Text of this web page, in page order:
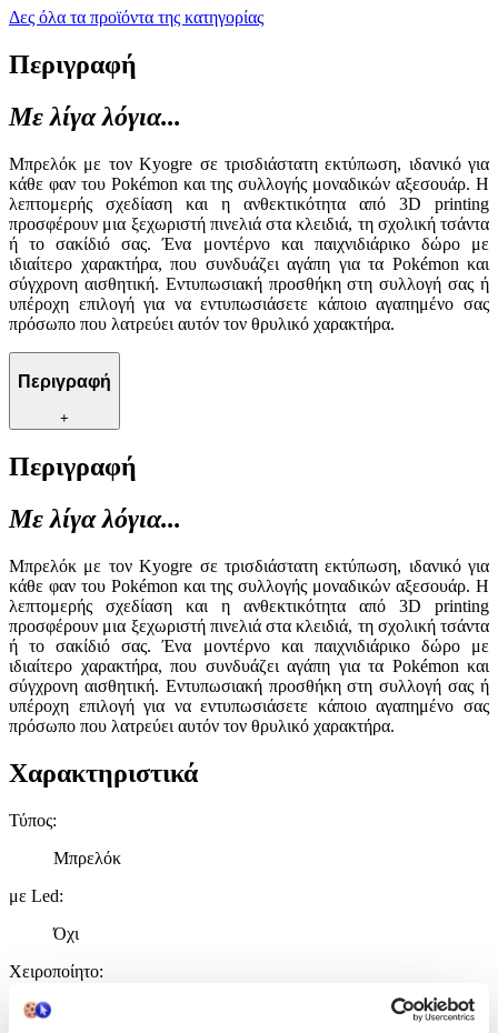
Δες όλα τα προϊόντα της κατηγορίας
Περιγραφή
Με λίγα λόγια...
Μπρελόκ με τον Kyogre σε τρισδιάστατη εκτύπωση, ιδανικό για
κάθε φαν του Pokémon και της συλλογής μοναδικών αξεσουάρ. Η
λεπτομερής σχεδίαση και η ανθεκτικότητα από 3D printing
προσφέρουν μια ξεχωριστή πινελιά στα κλειδιά, τη σχολική τσάντα
ή το σακίδιό σας. Ένα μοντέρνο και παιχνιδιάρικο δώρο με
ιδιαίτερο χαρακτήρα, που συνδυάζει αγάπη για τα Pokémon και
σύγχρονη αισθητική. Εντυπωσιακή προσθήκη στη συλλογή σας ή
υπέροχη επιλογή για να εντυπωσιάσετε κάποιο αγαπημένο σας
πρόσωπο που λατρεύει αυτόν τον θρυλικό χαρακτήρα.
Περιγραφή
+
Περιγραφή
Με λίγα λόγια...
Μπρελόκ με τον Kyogre σε τρισδιάστατη εκτύπωση, ιδανικό για
κάθε φαν του Pokémon και της συλλογής μοναδικών αξεσουάρ. Η
λεπτομερής σχεδίαση και η ανθεκτικότητα από 3D printing
προσφέρουν μια ξεχωριστή πινελιά στα κλειδιά, τη σχολική τσάντα
ή το σακίδιό σας. Ένα μοντέρνο και παιχνιδιάρικο δώρο με
ιδιαίτερο χαρακτήρα, που συνδυάζει αγάπη για τα Pokémon και
σύγχρονη αισθητική. Εντυπωσιακή προσθήκη στη συλλογή σας ή
υπέροχη επιλογή για να εντυπωσιάσετε κάποιο αγαπημένο σας
πρόσωπο που λατρεύει αυτόν τον θρυλικό χαρακτήρα.
Χαρακτηριστικά
Τύπος:
Μπρελόκ
με Led:
Όχι
Χειροποίητο: